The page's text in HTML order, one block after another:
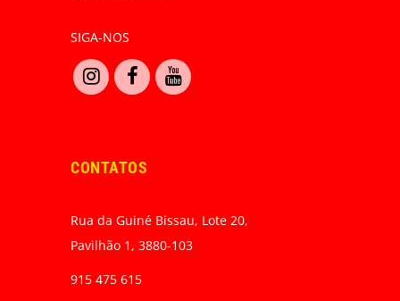
SIGA-NOS
CONTATOS
Rua da Guiné Bissau, Lote 20,
Pavilhão 1, 3880-103
915 475 615